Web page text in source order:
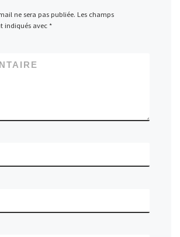
ne sera pas publiée. Les champs
indiqués avec *